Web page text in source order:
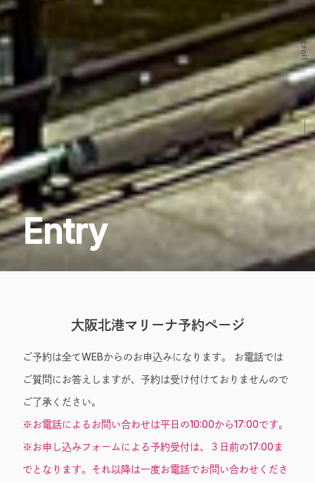
scroll
Entry
大阪北港マリーナ予約ページ
ご予約は全てWEBからのお申込みになります。 お電話では
ご質問にお答えしますが、予約は受け付けておりませんので
ご了承ください。
※お電話によるお問い合わせは平日の10:00から17:00です。
※お申し込みフォームによる予約受付は、３日前の17:00ま
でとなります。それ以降は一度お電話でお問い合わせくださ